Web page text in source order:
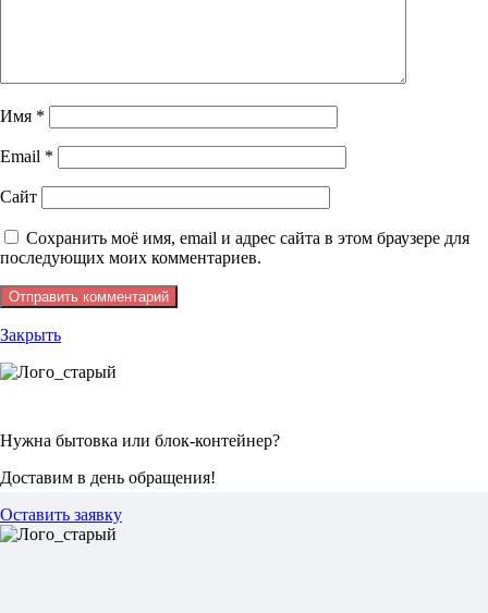
Имя *
Email *
Сайт
Сохранить моё имя, email и адрес сайта в этом браузере для
последующих моих комментариев.
Закрыть
Нужна бытовка или блок-контейнер?
Доставим в день обращения!
Оставить заявку